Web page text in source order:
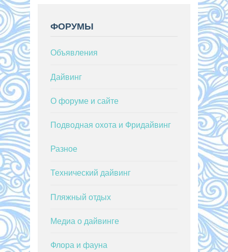
ФОРУМЫ
Объявления
Дайвинг
О форуме и сайте
Подводная охота и Фридайвинг
Разное
Технический дайвинг
Пляжный отдых
Медиа о дайвинге
Флора и фауна